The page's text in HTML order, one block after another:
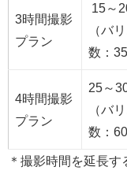
3時間撮影
プラン
15～
（バ
数：
4時間撮影
プラン
25～
（バ
数：
＊撮影時間を延長